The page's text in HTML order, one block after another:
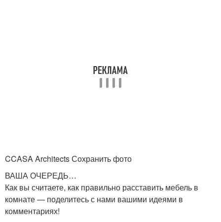
CCASA Architects Сохранить фото
ВАША ОЧЕРЕДЬ…
Как вы считаете, как правильно расставить мебель в
комнате — поделитесь с нами вашими идеями в
комментариях!